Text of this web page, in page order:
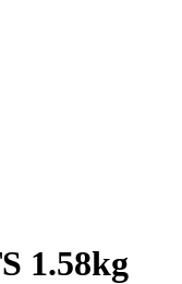
1.58kg